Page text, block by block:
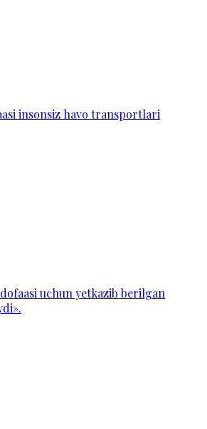
insonsiz havo transportlari
uchun yetkazib berilgan